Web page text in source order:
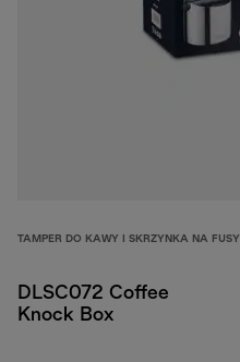
TAMPER DO KAWY I SKRZYNKA NA FUSY
DLSC072 Coffee
Knock Box